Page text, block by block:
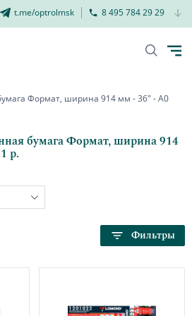
t.me/optrolmsk 8 495 784 29 29
Формат, ширина 914 мм - 36" - А0
бумага Формат, ширина 914
р.
Фильтры